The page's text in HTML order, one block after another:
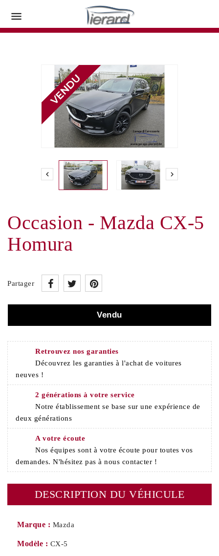

 
Occasion - Mazda CX-5
Homura
Partager
Vendu
Retrouvez nos garanties
Découvrez les garanties à l'achat de voitures
neuves !
2 générations à votre service
Notre établissement se base sur une expérience de
deux générations
A votre écoute
Nos équipes sont à votre écoute pour toutes vos
demandes. N'hésitez pas à nous contacter !
DESCRIPTION DU VÉHICULE
Marque : Mazda
Modèle : CX-5